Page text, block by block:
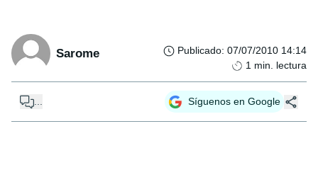
Sarome Publicado: 07/07/2010 14:14
1 min. lectura
Síguenos en Google